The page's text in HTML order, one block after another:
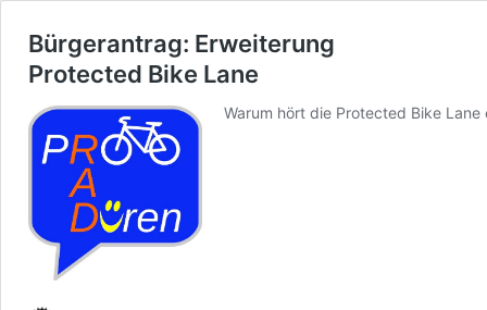
Bürgerantrag: Erweiterung
Protected Bike Lane
Warum hört die Protected Bike